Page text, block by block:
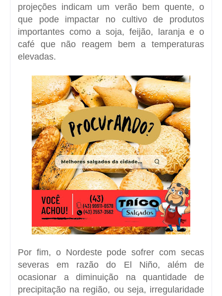
projeções indicam um verão bem quente, o
que pode impactar no cultivo de produtos
importantes como a soja, feijão, laranja e o
café que não reagem bem a temperaturas
elevadas.
Por fim, o Nordeste pode sofrer com secas
severas em razão do El Niño, além de
ocasionar a diminuição na quantidade de
precipitação na região, ou seja, irregularidade